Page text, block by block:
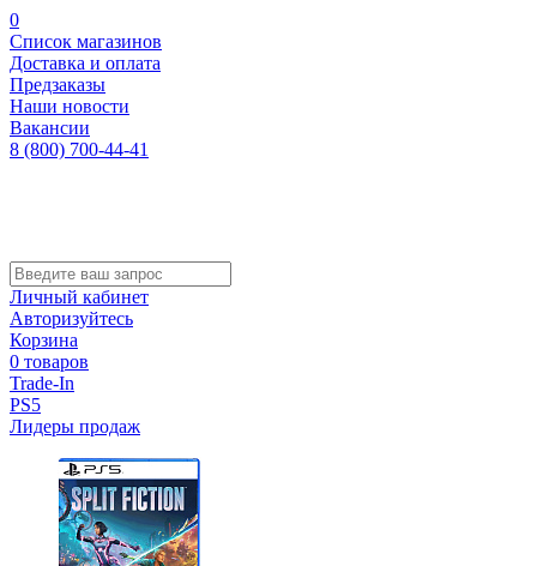
0
Список магазинов
Доставка и оплата
Предзаказы
Наши новости
Вакансии
8 (800) 700-44-41
Личный кабинет
Авторизуйтесь
Корзина
0 товаров
Trade-In
PS5
Лидеры продаж